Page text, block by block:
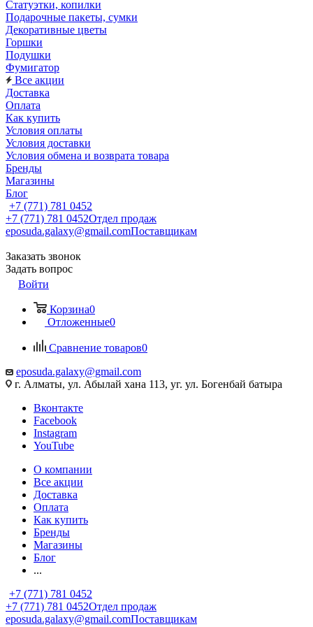
Статуэтки, копилки
Подарочные пакеты, сумки
Декоративные цветы
Горшки
Подушки
Фумигатор
Все акции
Доставка
Оплата
Как купить
Условия оплаты
Условия доставки
Условия обмена и возврата товара
Бренды
Магазины
Блог
+7 (771) 781 0452
+7 (771) 781 0452Отдел продаж
eposuda.galaxy@gmail.comПоставщикам
Заказать звонок
Задать вопрос
Войти
Корзина0
Отложенные0
Сравнение товаров0
eposuda.galaxy@gmail.com
г. Алматы, ул. Абылай хана 113, уг. ул. Богенбай батыра
Вконтакте
Facebook
Instagram
YouTube
О компании
Все акции
Доставка
Оплата
Как купить
Бренды
Магазины
Блог
...
+7 (771) 781 0452
+7 (771) 781 0452Отдел продаж
eposuda.galaxy@gmail.comПоставщикам